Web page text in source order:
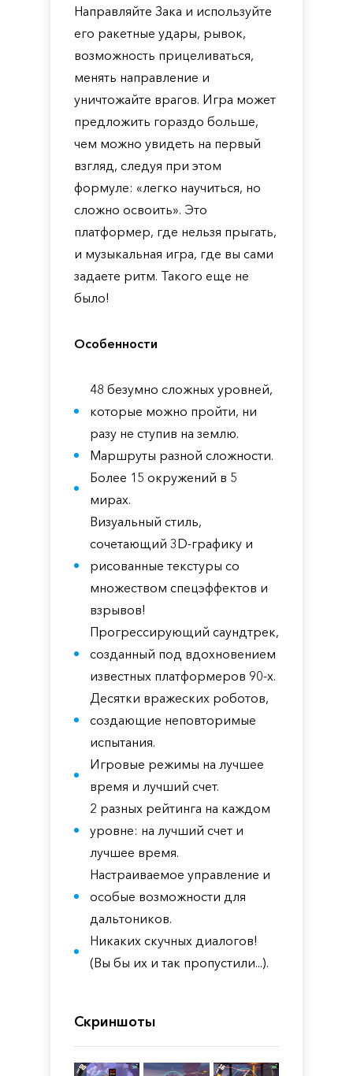
Направляйте Зака и используйте
его ракетные удары, рывок,
возможность прицеливаться,
менять направление и
уничтожайте врагов. Игра может
предложить гораздо больше,
чем можно увидеть на первый
взгляд, следуя при этом
формуле: «легко научиться, но
сложно освоить». Это
платформер, где нельзя прыгать,
и музыкальная игра, где вы сами
задаете ритм. Такого еще не
было!
Особенности
48 безумно сложных уровней,
которые можно пройти, ни
разу не ступив на землю.
Маршруты разной сложности.
Более 15 окружений в 5
мирах.
Визуальный стиль,
сочетающий 3D-графику и
рисованные текстуры со
множеством спецэффектов и
взрывов!
Прогрессирующий саундтрек,
созданный под вдохновением
известных платформеров 90-х.
Десятки вражеских роботов,
создающие неповторимые
испытания.
Игровые режимы на лучшее
время и лучший счет.
2 разных рейтинга на каждом
уровне: на лучший счет и
лучшее время.
Настраиваемое управление и
особые возможности для
дальтоников.
Никаких скучных диалогов!
(Вы бы их и так пропустили...).
Скриншоты